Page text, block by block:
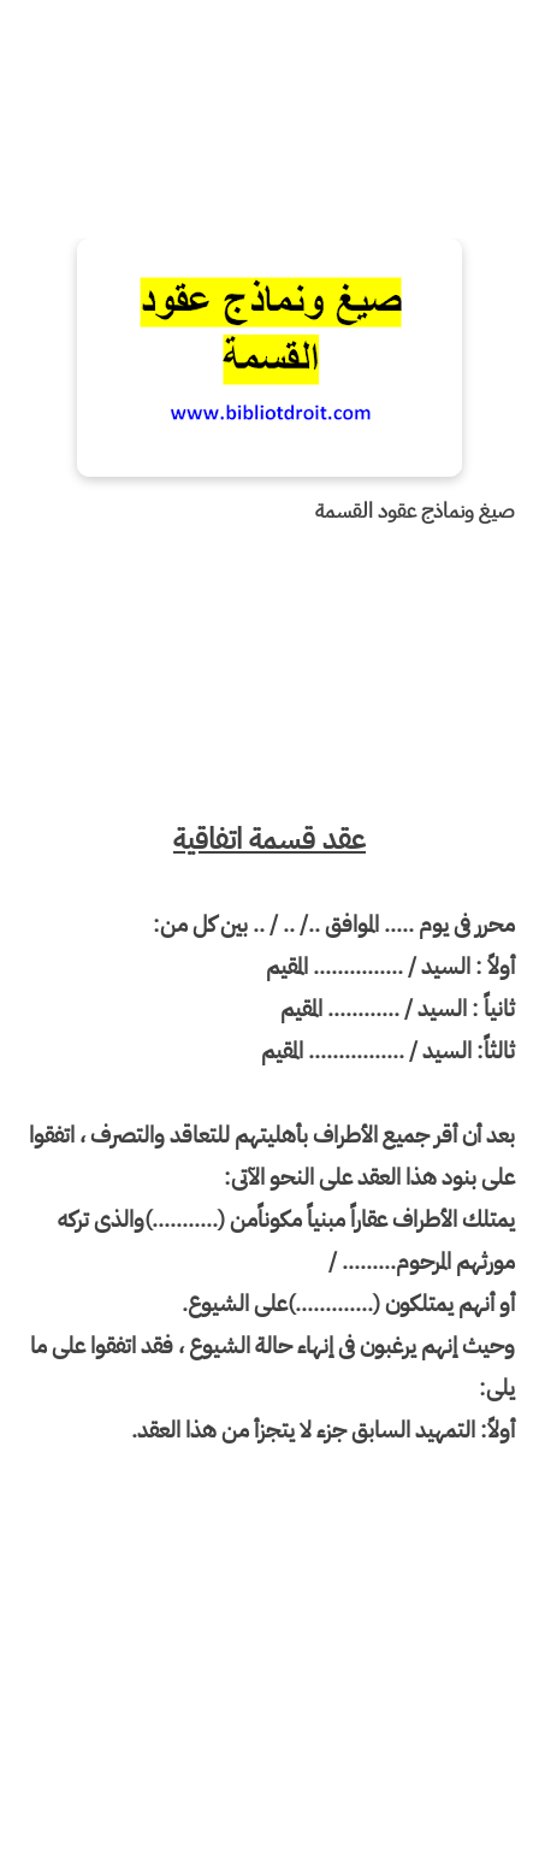
صيغ ونماذج عقود القسمة
عقد قسمة اتفاقية
محرر فى يوم ..... الموافق ../ .. / .. بين كل من:
أولاً : السيد / ............... المقيم
ثانياً : السيد / ............ المقيم
ثالثاً: السيد / ................ المقيم
بعد أن أقر جميع الأطراف بأهليتهم للتعاقد والتصرف ، اتفقوا
على بنود هذا العقد على النحو الآتى:
يمتلك الأطراف عقاراً مبنياً مكوناًمن (...........)والذى تركه
مورثهم المرحوم/ .........
أو أنهم يمتلكون (.............)على الشيوع.
وحيث إنهم يرغبون فى إنهاء حالة الشيوع ، فقد اتفقوا على ما
يلى:
أولاً: التمهيد السابق جزء لا يتجزأ من هذا العقد.